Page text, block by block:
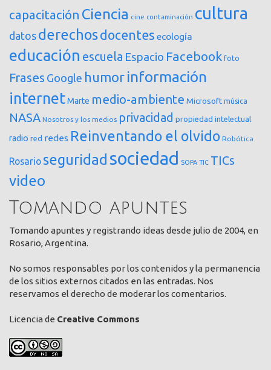
capacitación Ciencia cine contaminación cultura
datos derechosdocentes ecología
educación escuela Espacio Facebook foto
Frases Google humor información
internetMarte medio-ambiente Microsoft música
NASA Nosotros y los medios privacidad propiedad intelectual
radio red redes Reinventando el olvido Robótica
Rosario seguridad sociedad SOPA TIC TICs
video
Tomando apuntes
Tomando apuntes y registrando ideas desde julio de 2004, en
Rosario, Argentina.
No somos responsables por los contenidos y la permanencia
de los sitios externos citados en las entradas. Nos
reservamos el derecho de moderar los comentarios.
Licencia de Creative Commons